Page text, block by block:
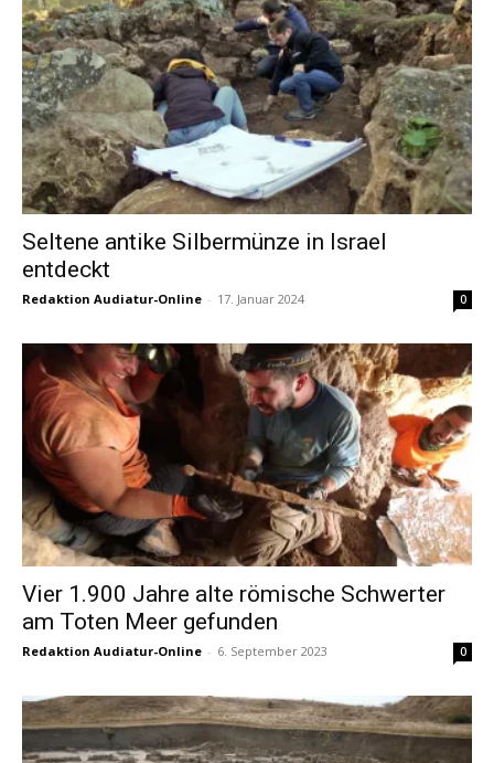
Seltene antike Silbermünze in Israel
entdeckt
Redaktion Audiatur-Online - 17. Januar 2024 0
Vier 1.900 Jahre alte römische Schwerter
am Toten Meer gefunden
Redaktion Audiatur-Online - 6. September 2023 0